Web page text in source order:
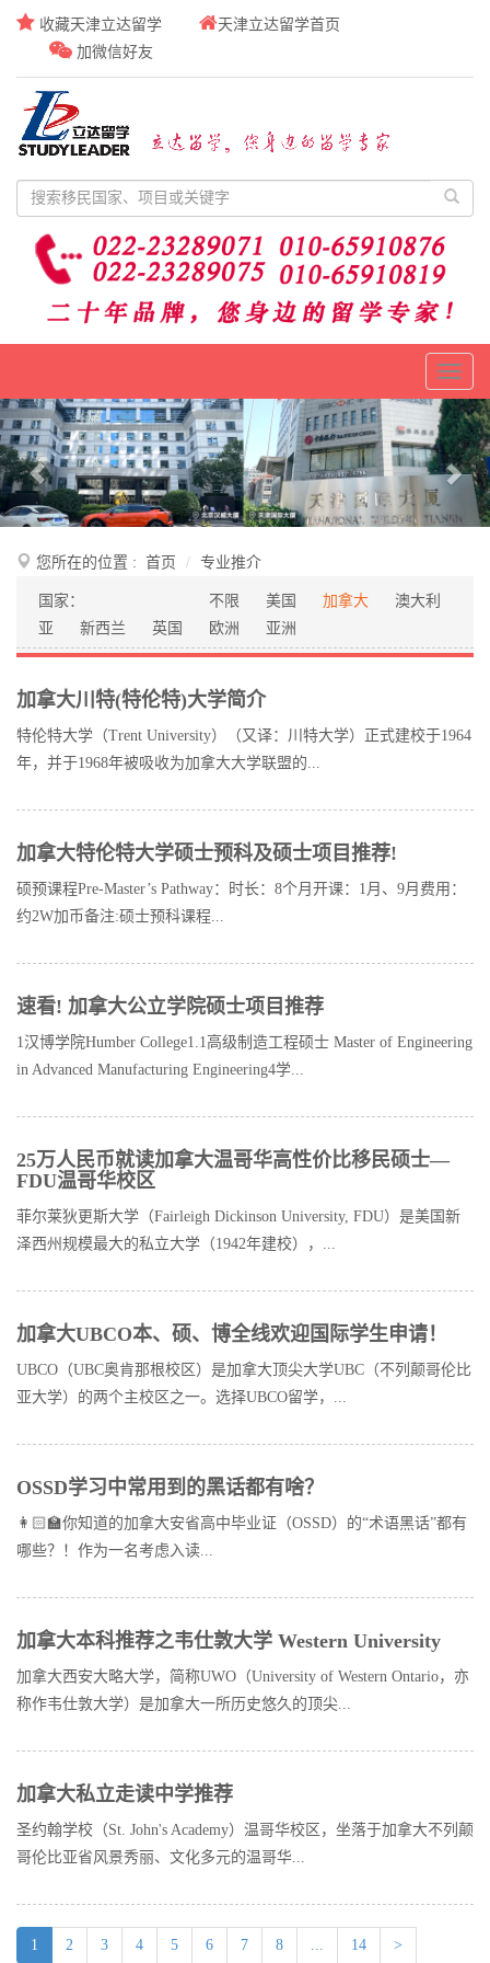
收藏天津立达留学
天津立达留学首页
加微信好友
Toggle
Previous
您所在的位置 : 首页 专业推介
国家： 不限 美国 加拿大
澳大利
亚
新西兰 英国 欧洲 亚洲
加拿大川特(特伦特)大学简介
特伦特大学（Trent University）（又译：川特大学）正式建校于1964
年，并于1968年被吸收为加拿大大学联盟的...
加拿大特伦特大学硕士预科及硕士项目推荐!
硕预课程Pre-Master’s Pathway：时长：8个月开课：1月、9月费用：
约2W加币备注:硕士预科课程...
速看! 加拿大公立学院硕士项目推荐
1汉博学院Humber College1.1高级制造工程硕士 Master of Engineering
in Advanced Manufacturing Engineering4学...
25万人民币就读加拿大温哥华高性价比移民硕士—
FDU温哥华校区
菲尔莱狄更斯大学（Fairleigh Dickinson University, FDU）是美国新
泽西州规模最大的私立大学（1942年建校），...
加拿大UBCO本、硕、博全线欢迎国际学生申请！
UBCO（UBC奥肯那根校区）是加拿大顶尖大学UBC（不列颠哥伦比
亚大学）的两个主校区之一。选择UBCO留学，...
OSSD学习中常用到的黑话都有啥？
👩🏻‍🏫你知道的加拿大安省高中毕业证（OSSD）的“术语黑话”都有
哪些？！作为一名考虑入读...
加拿大本科推荐之韦仕敦大学 Western University
加拿大西安大略大学，简称UWO（University of Western Ontario，亦
称作韦仕敦大学）是加拿大一所历史悠久的顶尖...
加拿大私立走读中学推荐
圣约翰学校（St. John's Academy）温哥华校区，坐落于加拿大不列颠
哥伦比亚省风景秀丽、文化多元的温哥华...
1 (current)
2 3 4 5 6 7 8 14 >